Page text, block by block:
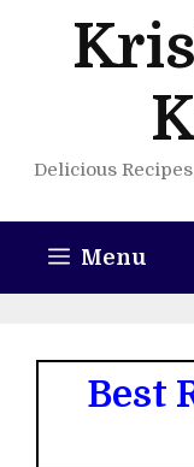
Delicious
Menu
Best